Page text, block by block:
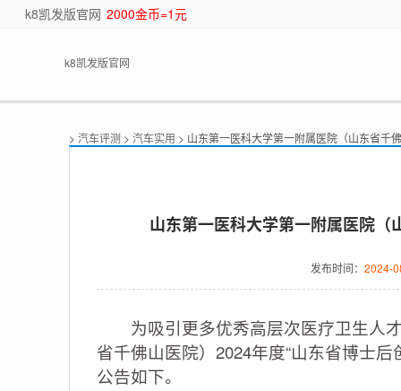
k8凯发版官网 2000金币=1元
k8凯发版官网
> 汽车评测 > 汽车实用 > 山东第一医科大学第一附属医院（山东省千
山东第一医科大学第一附属医院
发布时间： 2024-
为吸引更多优秀高层次医疗卫生人才
省千佛山医院）2024年度“山东省博士
公告如下。